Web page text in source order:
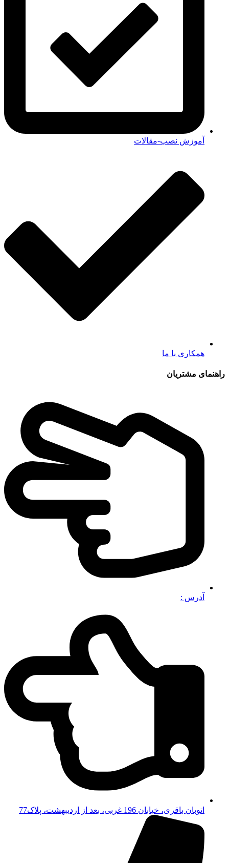
آموزش نصب-مقالات
همکاری با ما
راهنمای مشتریان
آدرس :
اتوبان باقری، خیابان 196 غربی، بعد از اردیبهشت، پلاک77